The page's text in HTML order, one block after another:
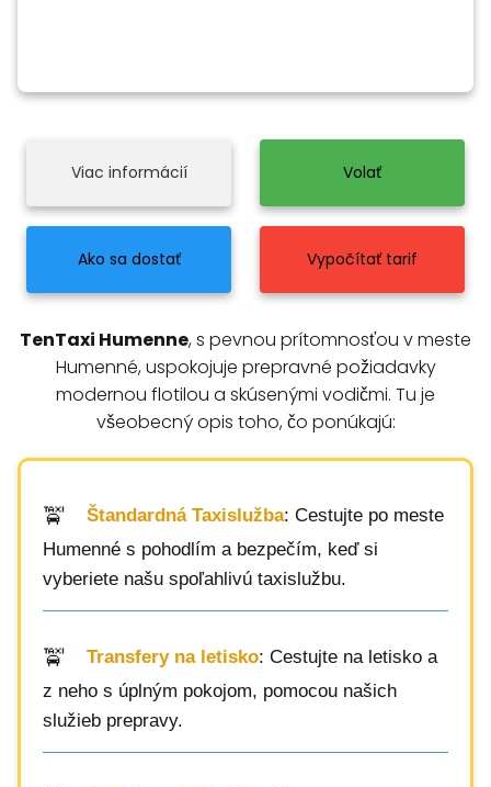
Viac informácií Volať
Ako sa dostať Vypočítať tarif
TenTaxi Humenne, s pevnou prítomnosťou v meste
Humenné, uspokojuje prepravné požiadavky
modernou flotilou a skúsenými vodičmi. Tu je
všeobecný opis toho, čo ponúkajú:
Štandardná Taxislužba: Cestujte po meste
Humenné s pohodlím a bezpečím, keď si
vyberiete našu spoľahlivú taxislužbu.
Transfery na letisko: Cestujte na letisko a
z neho s úplným pokojom, pomocou našich
služieb prepravy.